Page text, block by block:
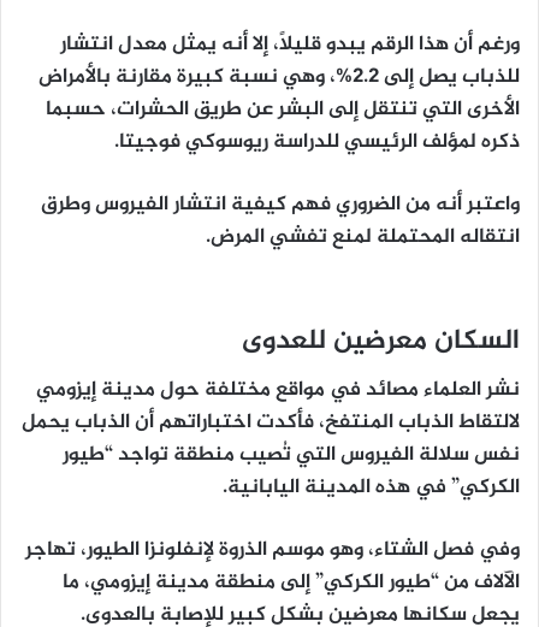
ورغم أن هذا الرقم يبدو قليلاً، إلا أنه يمثل معدل انتشار
للذباب يصل إلى 2.2%، وهي نسبة كبيرة مقارنة بالأمراض
الأخرى التي تنتقل إلى البشر عن طريق الحشرات، حسبما
ذكره لمؤلف الرئيسي للدراسة ريوسوكي فوجيتا.
واعتبر أنه من الضروري فهم كيفية انتشار الفيروس وطرق
انتقاله المحتملة لمنع تفشي المرض.
السكان معرضين للعدوى
نشر العلماء مصائد في مواقع مختلفة حول مدينة إيزومي
لالتقاط الذباب المنتفخ، فأكدت اختباراتهم أن الذباب يحمل
نفس سلالة الفيروس التي تُصيب منطقة تواجد “طيور
الكركي” في هذه المدينة اليابانية.
وفي فصل الشتاء، وهو موسم الذروة لإنفلونزا الطيور، تهاجر
الآلاف من “طيور الكركي” إلى منطقة مدينة إيزومي، ما
يجعل سكانها معرضين بشكل كبير للإصابة بالعدوى.